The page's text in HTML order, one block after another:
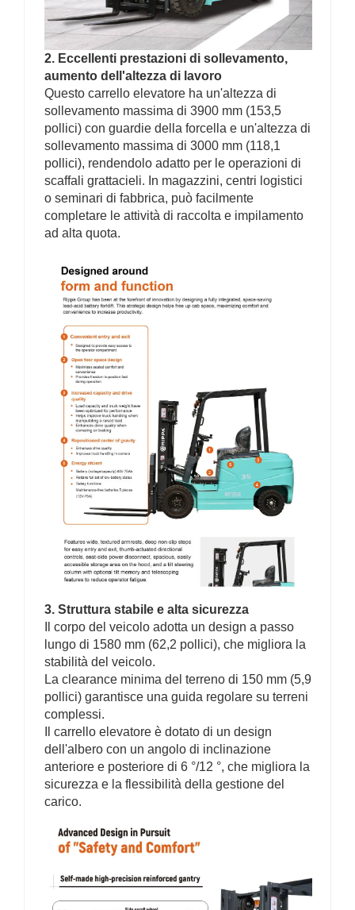
2. Eccellenti prestazioni di sollevamento,
aumento dell'altezza di lavoro
Questo carrello elevatore ha un'altezza di
sollevamento massima di 3900 mm (153,5
pollici) con guardie della forcella e un'altezza di
sollevamento massima di 3000 mm (118,1
pollici), rendendolo adatto per le operazioni di
scaffali grattacieli. In magazzini, centri logistici
o seminari di fabbrica, può facilmente
completare le attività di raccolta e impilamento
ad alta quota.
3. Struttura stabile e alta sicurezza
Il corpo del veicolo adotta un design a passo
lungo di 1580 mm (62,2 pollici), che migliora la
stabilità del veicolo.
La clearance minima del terreno di 150 mm (5,9
pollici) garantisce una guida regolare su terreni
complessi.
Il carrello elevatore è dotato di un design
dell'albero con un angolo di inclinazione
anteriore e posteriore di 6 °/12 °, che migliora la
sicurezza e la flessibilità della gestione del
carico.